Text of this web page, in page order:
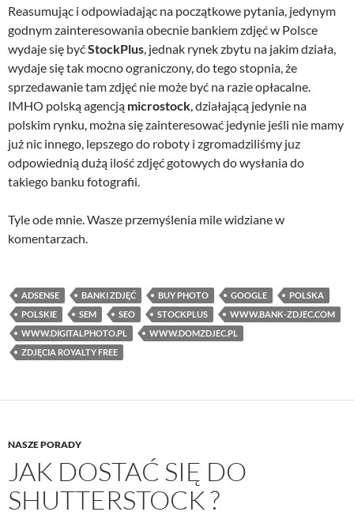
Reasumując i odpowiadając na początkowe pytania, jedynym
godnym zainteresowania obecnie bankiem zdjęć w Polsce
wydaje się byćStockPlus, jednak rynek zbytu na jakim działa,
wydaje się tak mocno ograniczony, do tego stopnia, że
sprzedawanie tam zdjęć nie może być na razie opłacalne.
IMHO polską agencją microstock, działającą jedynie na
polskim rynku, można się zainteresować jedynie jeśli nie mamy
już nic innego, lepszego do roboty i zgromadziliśmy juz
odpowiednią dużą ilość zdjęć gotowych do wysłania do
takiego banku fotografii.
Tyle ode mnie. Wasze przemyślenia mile widziane w
komentarzach.
ADSENSE BANKI ZDJĘĆ BUY PHOTO GOOGLE
POLSKA
POLSKIE
SEM SEO STOCKPLUS
WWW.BANK-ZDJEC.COM
WWW.DIGITALPHOTO.PL
WWW.DOMZDJEC.PL
ZDJĘCIA ROYALTY FREE
NASZE PORADY
JAK DOSTAĆ SIĘ DO
SHUTTERSTOCK ?